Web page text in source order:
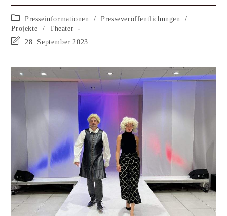
Presseinformationen / Presseveröffentlichungen
/
Projekte
/
Theater
28. September 2023